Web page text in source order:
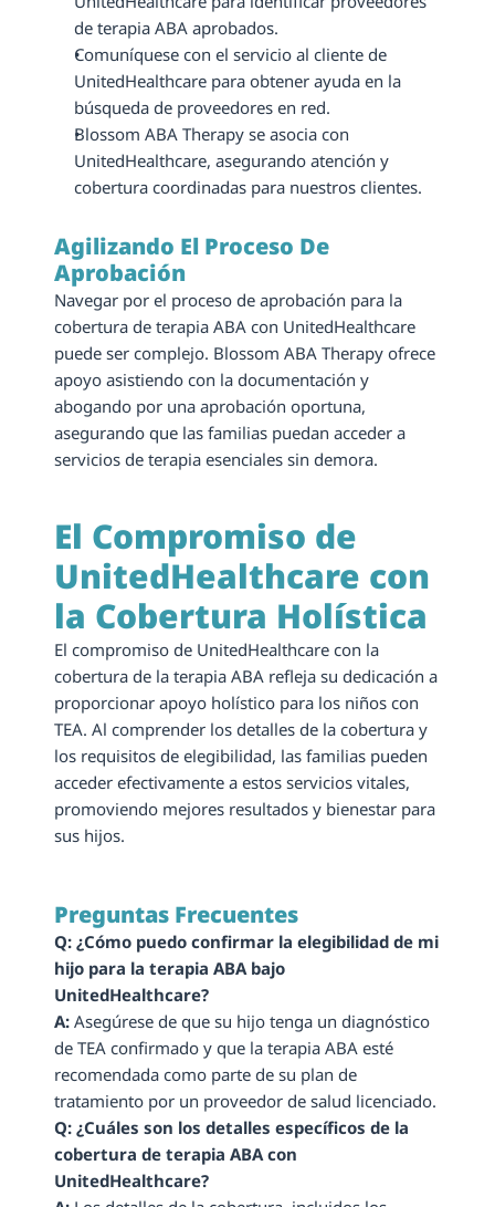
de terapia ABA aprobados.
Comuníquese con el servicio al cliente de
UnitedHealthcare para obtener ayuda en la
búsqueda de proveedores en red.
Blossom ABA Therapy se asocia con
UnitedHealthcare, asegurando atención y
cobertura coordinadas para nuestros clientes.
Agilizando El Proceso De
Aprobación
Navegar por el proceso de aprobación para la
cobertura de terapia ABA con UnitedHealthcare
puede ser complejo. Blossom ABA Therapy ofrece
apoyo asistiendo con la documentación y
abogando por una aprobación oportuna,
asegurando que las familias puedan acceder a
servicios de terapia esenciales sin demora.
El Compromiso de
UnitedHealthcare con
la Cobertura Holística
El compromiso de UnitedHealthcare con la
cobertura de la terapia ABA refleja su dedicación a
proporcionar apoyo holístico para los niños con
TEA. Al comprender los detalles de la cobertura y
los requisitos de elegibilidad, las familias pueden
acceder efectivamente a estos servicios vitales,
promoviendo mejores resultados y bienestar para
sus hijos.
Preguntas Frecuentes
Q: ¿Cómo puedo confirmar la elegibilidad de mi
hijo para la terapia ABA bajo
UnitedHealthcare?
A: Asegúrese de que su hijo tenga un diagnóstico
de TEA confirmado y que la terapia ABA esté
recomendada como parte de su plan de
tratamiento por un proveedor de salud licenciado.
Q: ¿Cuáles son los detalles específicos de la
cobertura de terapia ABA con
UnitedHealthcare?